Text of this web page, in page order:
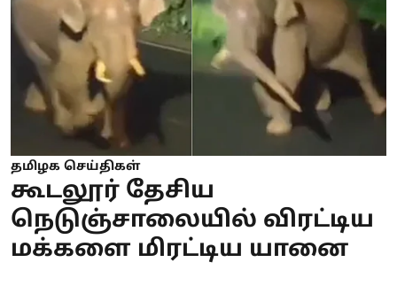
தமிழக செய்திகள்
கூடலூர் தேசிய
நெடுஞ்சாலையில் விரட்டிய
மக்களை மிரட்டிய யானை